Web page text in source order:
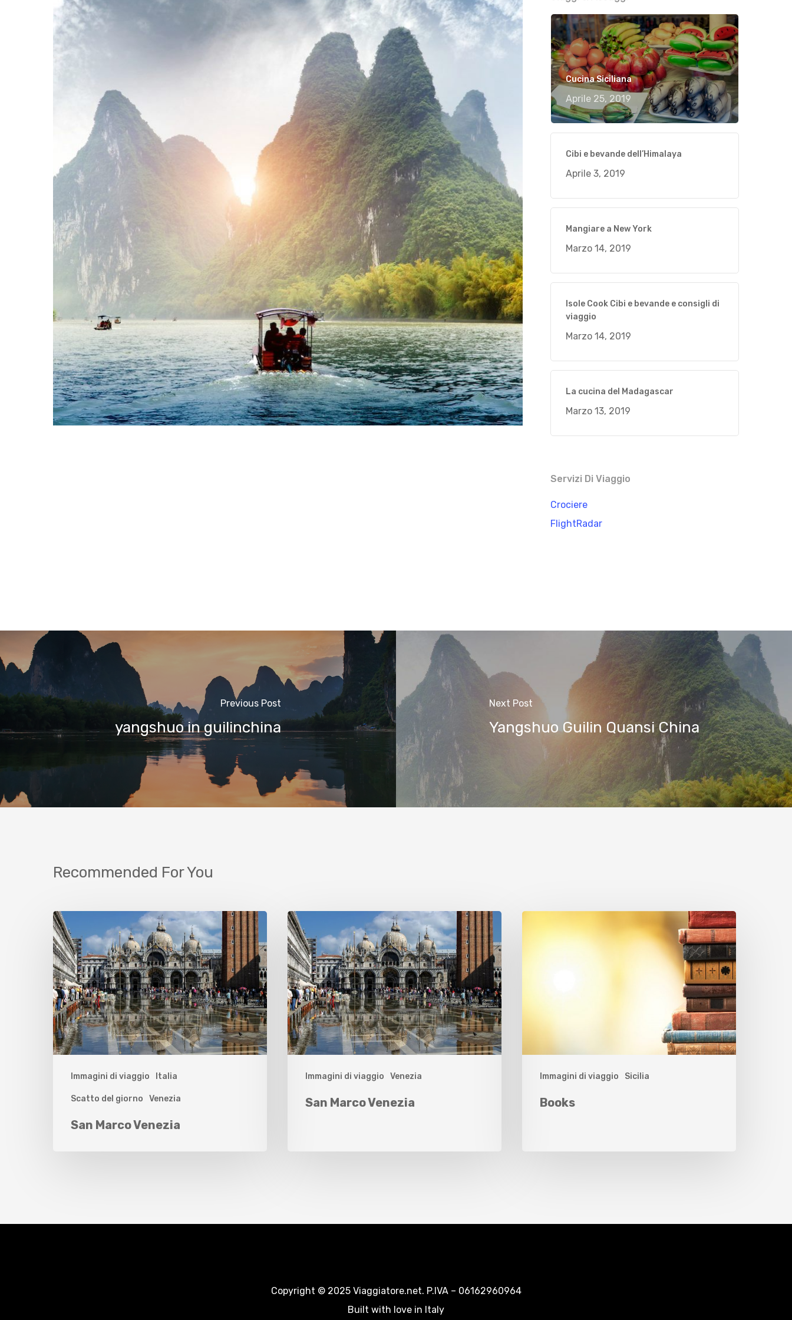
Hit enter to search or ESC to close
Cucina Siciliana
Aprile 25, 2019
Cibi e bevande dell’Himalaya
Aprile 3, 2019
Mangiare a New York
Marzo 14, 2019
Isole Cook Cibi e bevande e consigli di
viaggio
Marzo 14, 2019
La cucina del Madagascar
Marzo 13, 2019
Servizi Di Viaggio
Crociere
FlightRadar
Previous Post
yangshuo in guilinchina
Next Post
Yangshuo Guilin Quansi China
Recommended For You
Immagini di viaggio Italia
Scatto del giorno Venezia
San Marco Venezia
Immagini di viaggio Venezia
San Marco Venezia
Immagini di viaggio Sicilia
Books
Copyright © 2025 Viaggiatore.net. P.IVA – 06162960964
Built with love in Italy